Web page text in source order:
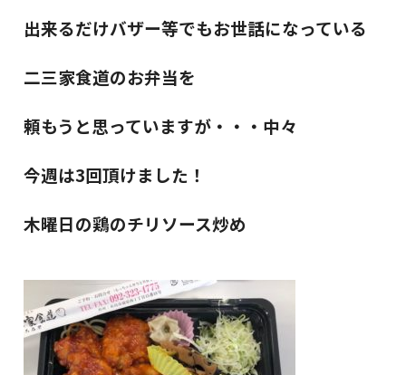
出来るだけバザー等でもお世話になっている
二三家食道のお弁当を
頼もうと思っていますが・・・中々
今週は3回頂けました！
木曜日の鶏のチリソース炒め